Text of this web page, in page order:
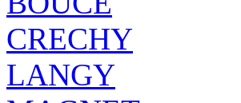
CRECHY
LANGY